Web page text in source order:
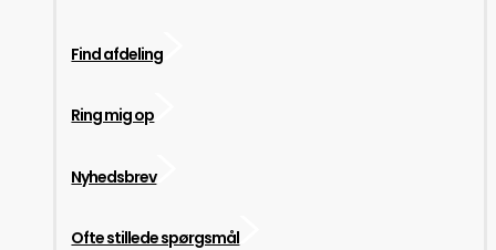
Find afdeling
Ring mig op
Nyhedsbrev
Ofte stillede spørgsmål